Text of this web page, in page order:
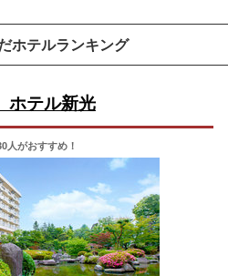
ホテルランキング
テル新光
人がおすすめ！